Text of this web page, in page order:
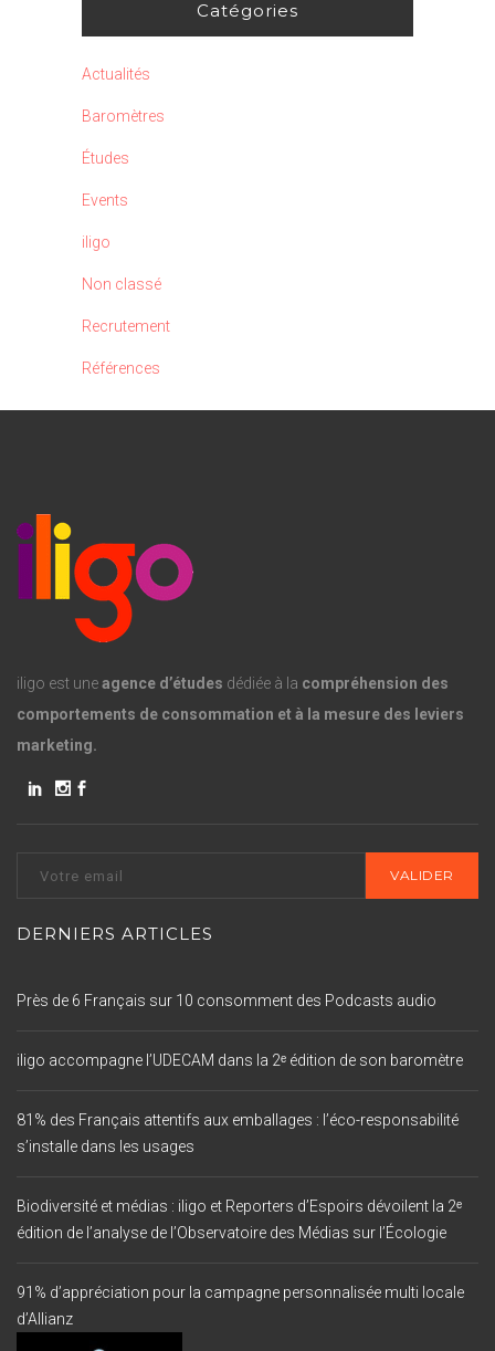
Catégories
Actualités
Baromètres
Études
Events
iligo
Non classé
Recrutement
Références
iligo est uneagence d’études dédiée à la compréhension des
comportements de consommation et à la mesure des leviers
marketing.
DERNIERS ARTICLES
Près de 6 Français sur 10 consomment des Podcasts audio
iligo accompagne l’UDECAM dans la 2ᵉ édition de son baromètre
81% des Français attentifs aux emballages : l’éco-responsabilité
s’installe dans les usages
Biodiversité et médias : iligo et Reporters d’Espoirs dévoilent la 2ᵉ
édition de l’analyse de l’Observatoire des Médias sur l’Écologie
91% d’appréciation pour la campagne personnalisée multi locale
d’Allianz